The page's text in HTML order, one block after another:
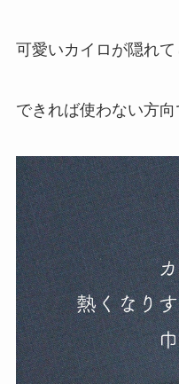
可愛いカイロが隠れ
できれば使わない方